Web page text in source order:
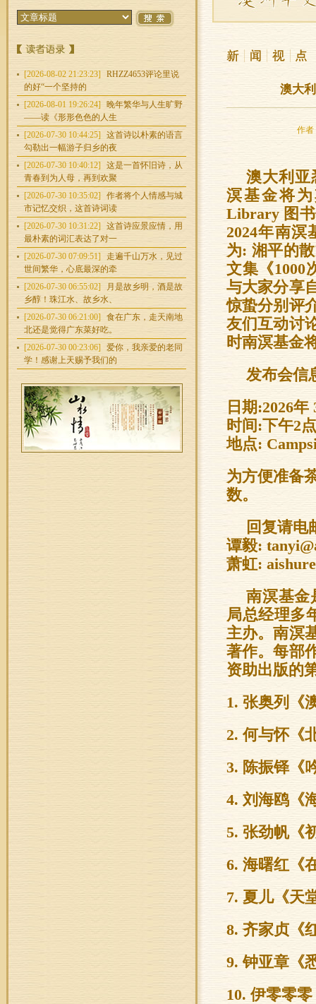
[2026-08-02 21:23:23]
RHZZ4653评论里说
的好“一个坚持的
[2026-08-01 19:26:24]
晚年繁华与人生旷野
——读《形形色色的人生
[2026-07-30 10:44:25]
这首诗以朴素的语言
勾勒出一幅游子归乡的夜
[2026-07-30 10:40:12]
这是一首怀旧诗，从
青春到为人母，再到欢聚
[2026-07-30 10:35:02]
作者将个人情感与城
市记忆交织，这首诗词读
[2026-07-30 10:31:22]
这首诗应景应情，用
最朴素的词汇表达了对一
[2026-07-30 07:09:51]
走遍千山万水，见过
世间繁华，心底最深的牵
[2026-07-30 06:55:02]
月是故乡明，酒是故
乡醇！珠江水、故乡水、
[2026-07-30 06:21:00]
食在广东，走天南地
北还是觉得广东菜好吃。
[2026-07-30 00:23:06]
爱你，我亲爱的老同
学！感谢上天赐予我们的
澳大
作者
澳大利亚
溟基金将
Library 图
2024年南溟
为: 湘平的
文集《1000
与大家分享
惊蛰分别评
友们互动讨
时南溟基金
发布会信
日期:2026
时间:下午2
地点:
为方便准备
数。
回复请电
谭毅:
萧虹:
南溟基金
局总经理多
主办。南溟
著作。每部
资助出版的
1. 张奥列《
2. 何与怀《
3. 陈振铎《
4. 刘海鸥《
5. 张劲帆《
6. 海曙红《
7. 夏儿《天
8. 齐家贞《
9. 钟亚章《
10. 伊零零